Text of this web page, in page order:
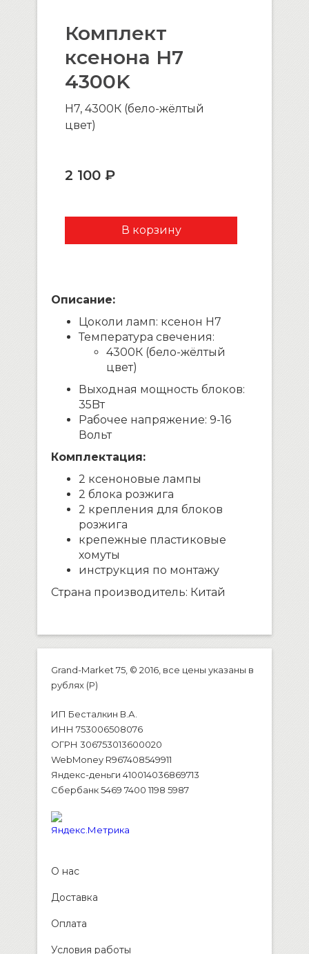
Комплект
ксенона H7
4300K
H7, 4300К (бело-жёлтый
цвет)
2 100 ₽
Описание:
Цоколи ламп: ксенон H7
Температура свечения:
4300К (бело-жёлтый
цвет)
Выходная мощность блоков:
35Bт
Рабочее напряжение: 9-16
Вольт
Комплектация:
2 ксеноновые лампы
2 блока розжига
2 крепления для блоков
розжига
крепежные пластиковые
хомуты
инструкция по монтажу
Страна производитель: Китай
Grand-Market 75, © 2016, все цены указаны в
рублях (P)
ИП Бесталкин В.А.
ИНН 753006508076
ОГРН 306753013600020
WebMoney R967408549911
Яндекс-деньги 410014036869713
Сбербанк 5469 7400 1198 5987
О нас
Доставка
Оплата
Условия работы